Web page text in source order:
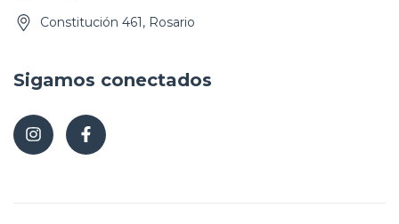
Constitución 461, Rosario
Sigamos conectados